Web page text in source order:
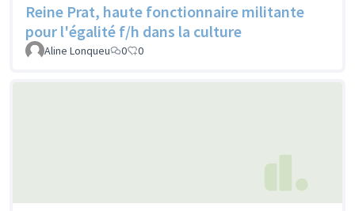
Reine Prat, haute fonctionnaire militante
pour l'égalité f/h dans la culture
Aline Lonqueu 0 0